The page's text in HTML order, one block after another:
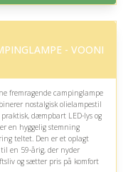
- VOONI
fremragende campinglampe
nostalgisk olielampestil
praktisk, dæmpbart LED-lys og
en hyggelig stemning
teltet. Den er et oplagt
en 59-årig, der nyder
og sætter pris på komfort